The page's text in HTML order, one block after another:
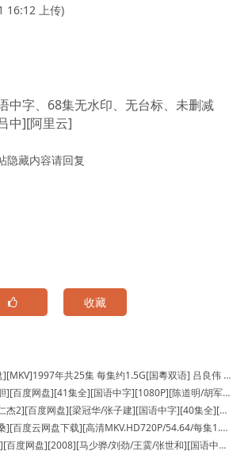
16:12 上传)
中字、68集无水印、无台标、未删减
中][阿里云]
隐藏内容请回复
收藏
年共25集 每集约1.5G[国粵双语] 吕良伟 陈红
全][国语中字][1080P][陈道明/胡军/左小青/安以轩][MP4/每集约1.8GB][无台标水印]
梁冠华/张子建][国语中字][40集全][无台标未删减版][40集/每集580M][720p .mkv/22
下载][高清MKV.HD720P/54.64/每集1.09G][2009年][孙红雷/黄志忠/吕中/孙淳]
][2008][马少骅/刘劲/王霙/张世和][国语中字][22集全][TS][每集约200M]